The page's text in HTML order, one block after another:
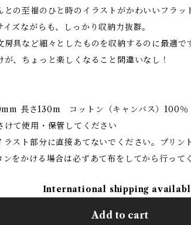
との至福のひと時のイラストがかわいいフラッ
イズながらも、しっかり収納力抜群。
房具など細々としたものを収納するのに最適で
が、ちょっと楽しくなること間違いなし！
長さ130m コットン（キャンバス）100
て使用・保管してください
スト部分に直接あてないでください。プリン
ンをかける場合は必ずあて布をしてから行って
International shipping
Add to cart